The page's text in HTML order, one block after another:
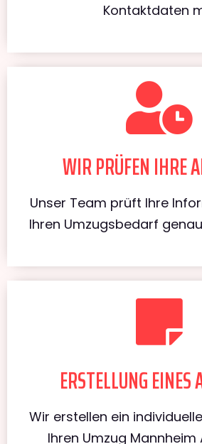
Kontaktdaten
WIR PRÜFEN IHRE
Unser Team prüft Ihre
Ihren Umzugsbedarf
ERSTELLUNG EINES
Wir erstellen ein
Ihren Umzug Mannheim